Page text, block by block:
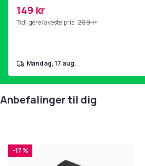
hjemmegymnastikk Purple
149 kr
Tidligere laveste pris: 209 kr
mandag, 17 aug.
Anbefalinger til dig
-17 %